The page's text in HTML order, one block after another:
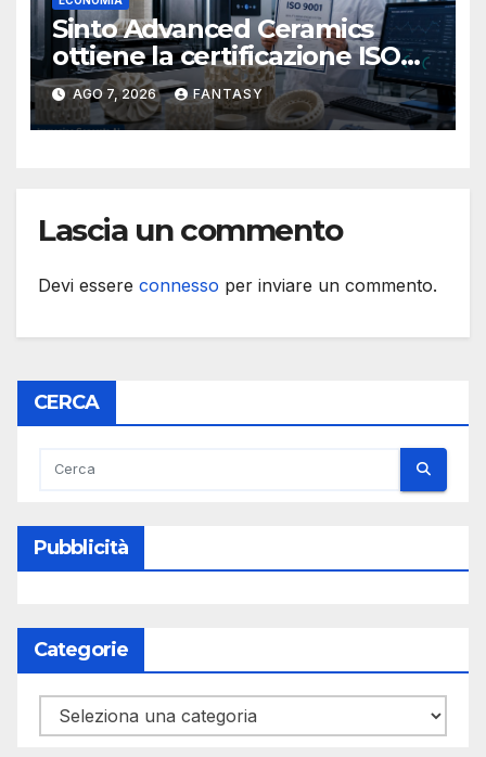
Sinto Advanced Ceramics
ottiene la certificazione ISO
9001 per la stampa 3D di
ceramiche tecniche
AGO 7, 2026 FANTASY
Lascia un commento
Devi essere connesso per inviare un commento.
CERCA
Pubblicità
Categorie
Categorie